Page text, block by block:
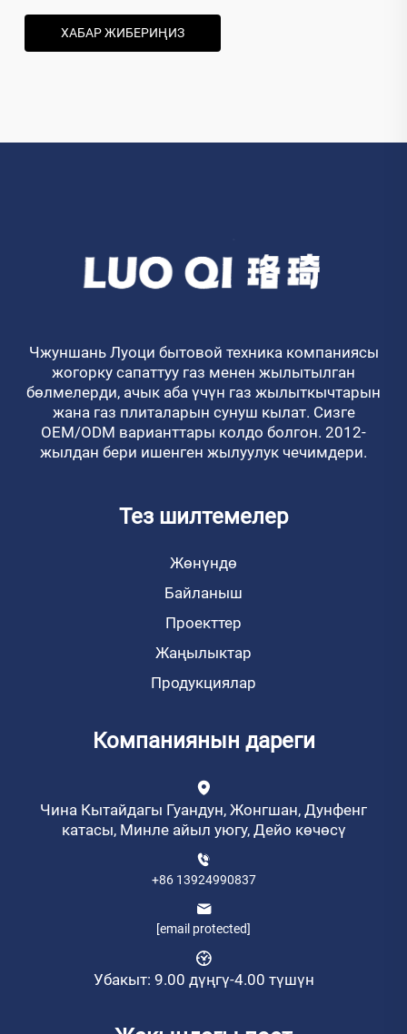
ХАБАР ЖИБЕРИҢИЗ
Чжуншань Луоци бытовой техника компаниясы
жогорку сапаттуу газ менен жылытылган
бөлмелерди, ачык аба үчүн газ жылыткычтарын
жана газ плиталарын сунуш кылат. Сизге
OEM/ODM варианттары колдо болгон. 2012-
жылдан бери ишенген жылуулук чечимдери.
Тез шилтемелер
Жөнүндө
Байланыш
Проекттер
Жаңылыктар
Продукциялар
Компаниянын дареги
Чина Кытайдагы Гуандун, Жонгшан, Дунфенг
катасы, Минле айыл уюгу, Дейо көчөсү
+86 13924990837
[email protected]
Убакыт: 9.00 дүңгү-4.00 түшүн